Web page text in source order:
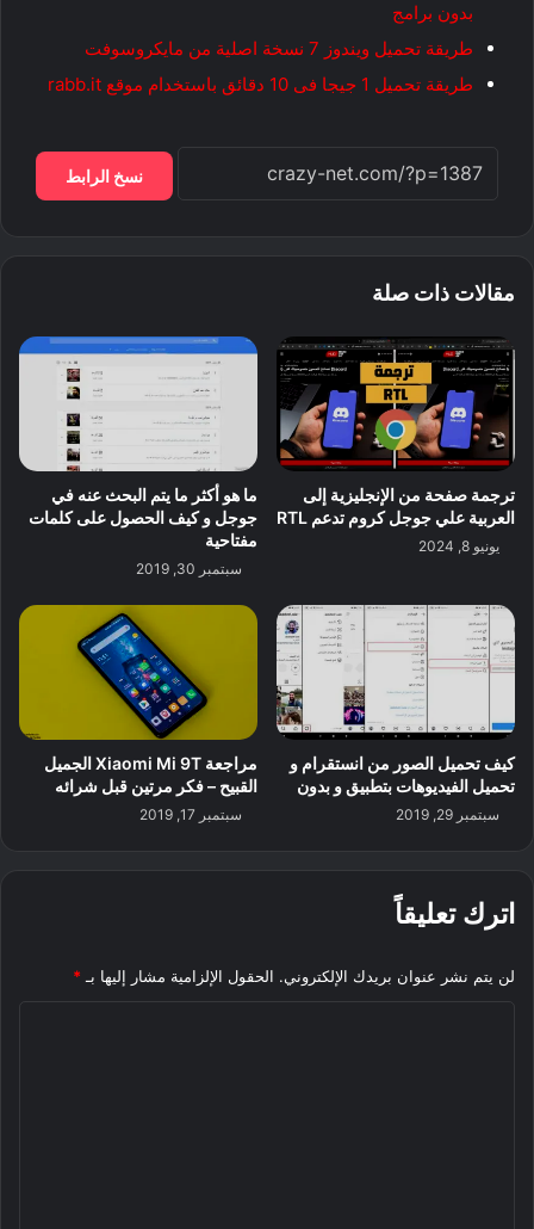
بدون برامج
طريقة تحميل ويندوز 7 نسخة اصلية من مايكروسوفت
طريقة تحميل 1 جيجا فى 10 دقائق باستخدام موقع rabb.it
نسخ الرابط
مقالات ذات صلة
ترجمة صفحة من الإنجليزية إلى
العربية علي جوجل كروم تدعم RTL
يونيو 8, 2024
ما هو أكثر ما يتم البحث عنه في
جوجل و كيف الحصول على كلمات
مفتاحية
سبتمبر 30, 2019
كيف تحميل الصور من انستقرام و
تحميل الفيديوهات بتطبيق و بدون
سبتمبر 29, 2019
مراجعة Xiaomi Mi 9T الجميل
القبيح – فكر مرتين قبل شرائه
سبتمبر 17, 2019
اترك تعليقاً
لن يتم نشر عنوان بريدك الإلكتروني. الحقول الإلزامية مشار إليها بـ *